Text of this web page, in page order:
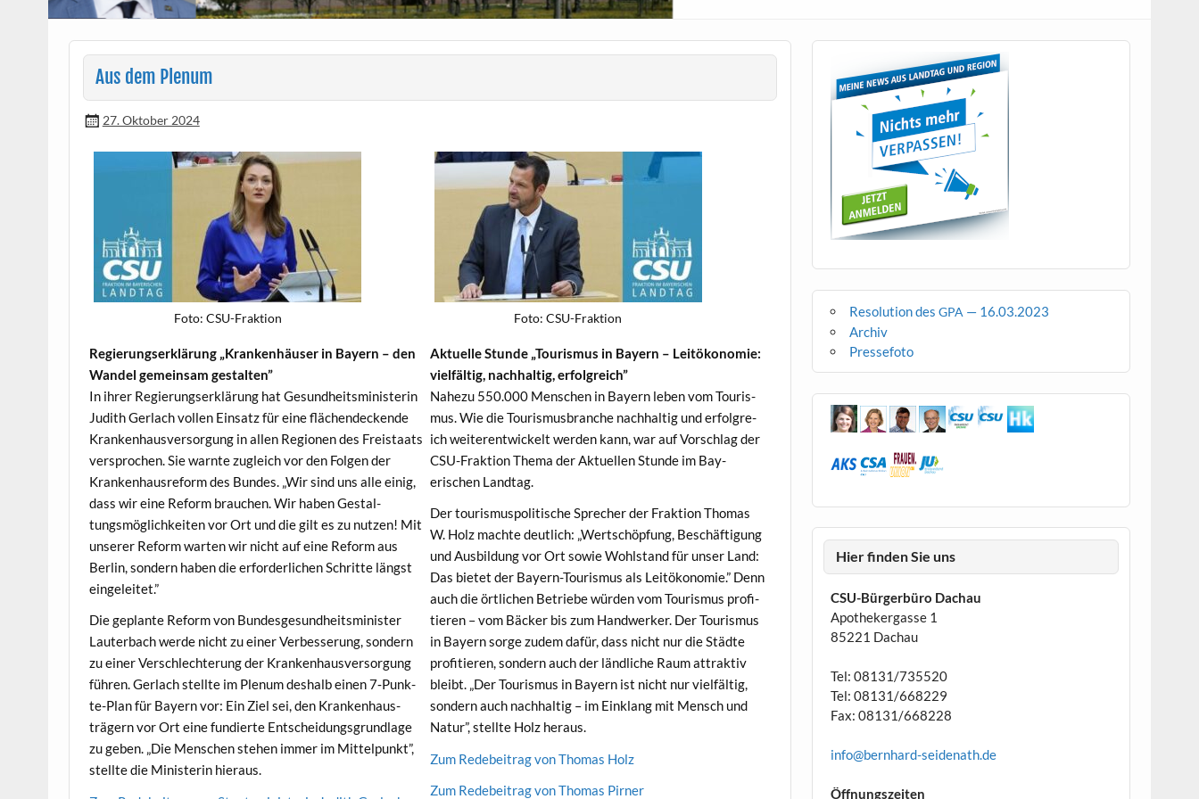
Aus dem Plenum
27. Oktober 2024
Foto: CSU-Frak­tion
Regierungserk­lärung „Kranken­häuser in Bay­ern – den
Wan­del gemein­sam gestalten”
In ihrer Regierungserk­lärung hat Gesund­heitsmin­is­terin
Judith Ger­lach vollen Ein­satz für eine flächen­deck­ende
Kranken­hausver­sorgung in allen Regio­nen des Freis­taats
ver­sprochen. Sie warnte zugle­ich vor den Fol­gen der
Kranken­haus­re­form des Bun­des. „Wir sind uns alle einig,
dass wir eine Reform brauchen. Wir haben Gestal­
tungsmöglichkeit­en vor Ort und die gilt es zu nutzen! Mit
unser­er Reform warten wir nicht auf eine Reform aus
Berlin, son­dern haben die erforder­lichen Schritte längst
eingeleitet.”
Die geplante Reform von Bun­des­ge­sund­heitsmin­is­ter
Lauter­bach werde nicht zu ein­er Verbesserung, son­dern
zu ein­er Ver­schlechterung der Kranken­hausver­sorgung
führen. Ger­lach stellte im Plenum deshalb einen 7‑Punk­
te-Plan für Bay­ern vor: Ein Ziel sei, den Kranken­haus­
trägern vor Ort eine fundierte Entschei­dungs­grund­lage
zu geben. „Die Men­schen ste­hen immer im Mit­telpunkt”,
stellte die Min­is­terin hieraus.
Foto: CSU-Frak­tion
Aktuelle Stunde „Touris­mus in Bay­ern – Leitökonomie:
vielfältig, nach­haltig, erfolgreich”
Nahezu 550.000 Men­schen in Bay­ern leben vom Touris­
mus. Wie die Touris­mus­branche nach­haltig und erfol­gre­
ich weit­er­en­twick­elt wer­den kann, war auf Vorschlag der
CSU-Frak­tion The­ma der Aktuellen Stunde im Bay­
erischen Landtag.
Der touris­mus­poli­tis­che Sprech­er der Frak­tion Thomas
W. Holz machte deut­lich: „Wertschöp­fung, Beschäf­ti­gung
und Aus­bil­dung vor Ort sowie Wohl­stand für unser Land:
Das bietet der Bay­ern-Touris­mus als Leitökonomie.” Denn
auch die örtlichen Betriebe wür­den vom Touris­mus prof­i­
tieren – vom Bäck­er bis zum Handw­erk­er. Der Touris­mus
in Bay­ern sorge zudem dafür, dass nicht nur die Städte
prof­i­tieren, son­dern auch der ländliche Raum attrak­tiv
bleibt. „Der Touris­mus in Bay­ern ist nicht nur vielfältig,
son­dern auch nach­haltig – im Ein­klang mit Men­sch und
Natur”, stellte Holz heraus.
Zum Rede­beitrag von Thomas Holz
Zum Rede­beitrag von Thomas Pirner
Resolution desGPA — 16.03.2023
Archiv
Pressefoto
Hier finden Sie uns
CSU-Bürgerbüro Dachau
Apothekergasse 1
85221 Dachau
Tel: 08131/735520
Tel: 08131/668229
Fax: 08131/668228
info@bernhard-seidenath.de
Öffnungszeiten